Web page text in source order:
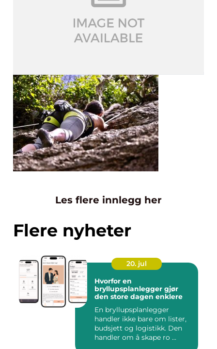
Les flere innlegg her
Flere nyheter
20. jul
Hvorfor en
bryllupsplanlegger gjør
den store dagen enklere
En bryllupsplanlegger
handler ikke bare om lister,
budsjett og logistikk. Den
handler om å skape ro ...